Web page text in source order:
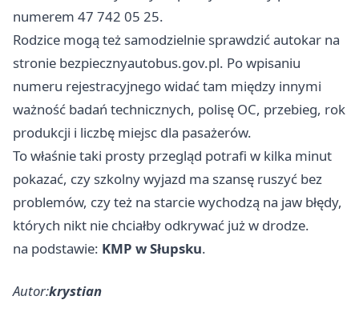
numerem 47 742 05 25.
Rodzice mogą też samodzielnie sprawdzić autokar na
stronie bezpiecznyautobus.gov.pl. Po wpisaniu
numeru rejestracyjnego widać tam między innymi
ważność badań technicznych, polisę OC, przebieg, rok
produkcji i liczbę miejsc dla pasażerów.
To właśnie taki prosty przegląd potrafi w kilka minut
pokazać, czy szkolny wyjazd ma szansę ruszyć bez
problemów, czy też na starcie wychodzą na jaw błędy,
których nikt nie chciałby odkrywać już w drodze.
na podstawie: KMP w Słupsku.
Autor:krystian